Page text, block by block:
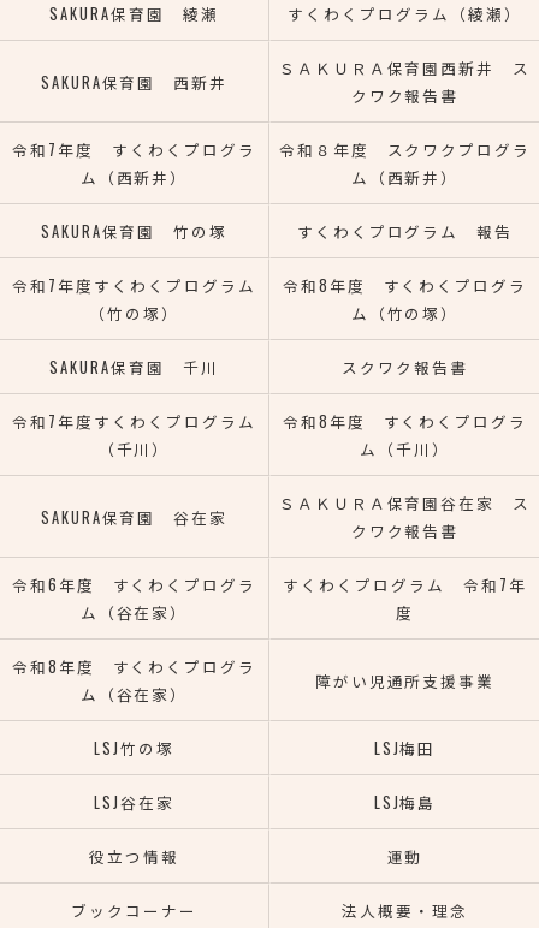
SAKURA保育園 綾瀬 すくわくプログラム（綾瀬）
SAKURA保育園 西新井
ＳＡＫＵＲＡ保育園西新井 ス
クワク報告書
令和7年度 すくわくプログラ
ム（西新井）
令和８年度 スクワクプログラ
ム（西新井）
SAKURA保育園 竹の塚 すくわくプログラム 報告
令和7年度すくわくプログラム
（竹の塚）
令和8年度 すくわくプログラ
ム（竹の塚）
SAKURA保育園 千川 スクワク報告書
令和7年度すくわくプログラム
（千川）
令和8年度 すくわくプログラ
ム（千川）
SAKURA保育園 谷在家
ＳＡＫＵＲＡ保育園谷在家 ス
クワク報告書
令和6年度 すくわくプログラ
ム（谷在家）
すくわくプログラム 令和7年
度
令和8年度 すくわくプログラ
ム（谷在家）
障がい児通所支援事業
LSJ竹の塚 LSJ梅田
LSJ谷在家 LSJ梅島
役立つ情報 運動
ブックコーナー 法人概要・理念